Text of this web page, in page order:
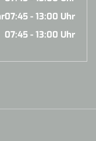
07:45 - 13:00 Uhr
07:45 - 13:00 Uhr